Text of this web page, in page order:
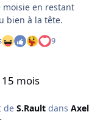
moisie en restant
bien à la tête.
9
15 mois
de S.Raultdans Axel